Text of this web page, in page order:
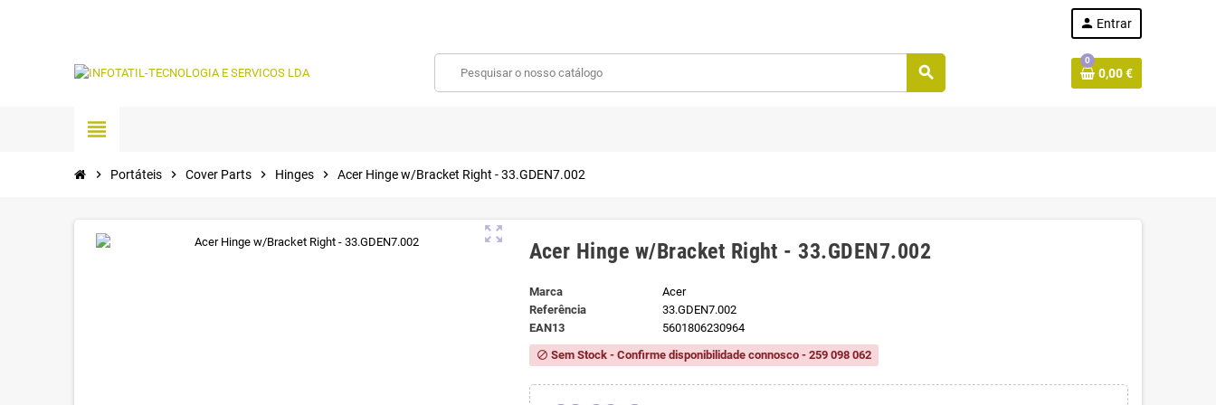
person Entrar
search
0
0,00 €
view_headline
chevron_right Portáteis chevron_right Cover Parts chevron_right Hinges chevron_right Acer Hinge w/Bracket Right - 33.GDEN7.002
zoom_out_map
Acer Hinge w/Bracket Right - 33.GDEN7.002
Marca
Acer
Referência
33.GDEN7.002
EAN13
5601806230964
block Sem Stock - Confirme disponibilidade connosco - 259 098 062